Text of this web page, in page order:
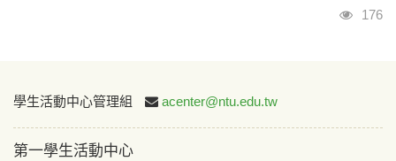
瀏覽
176
:::
學生活動中心管理組 acenter@ntu.edu.tw
第一學生活動中心